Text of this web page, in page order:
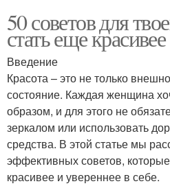
50 советов для
стать еще красивее
Введение
Красота – это не только
состояние. Каждая женщина
образом, и для этого не
зеркалом или использовать
средства. В этой статье мы
эффективных советов,
красивее и увереннее в себе.